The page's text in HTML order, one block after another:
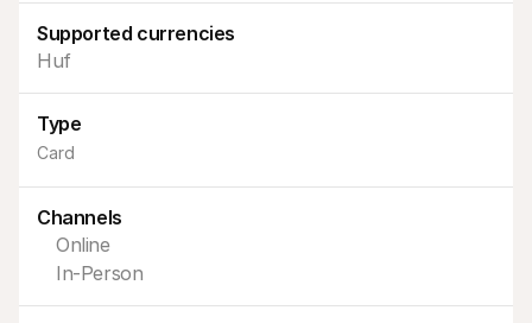
Supported currencies
Huf
Type
Card
Channels
Online
In-Person
Fejlesztői portál
Fedezd fel a fejlesztői erőforrásokat és frissítéseket
Könyvtárak
Integráld a Mollie-t az azonnal használható könyvtárakkal
Discord közösség
A Mollie-ról
Árazás
Rólunk
Tudj meg többet a történetünkről